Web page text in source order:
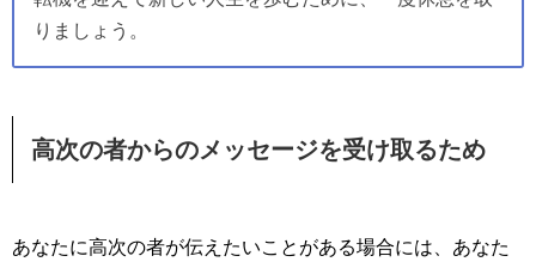
りましょう。
高次の者からのメッセージを受け取るため
あなたに高次の者が伝えたいことがある場合には、あなた